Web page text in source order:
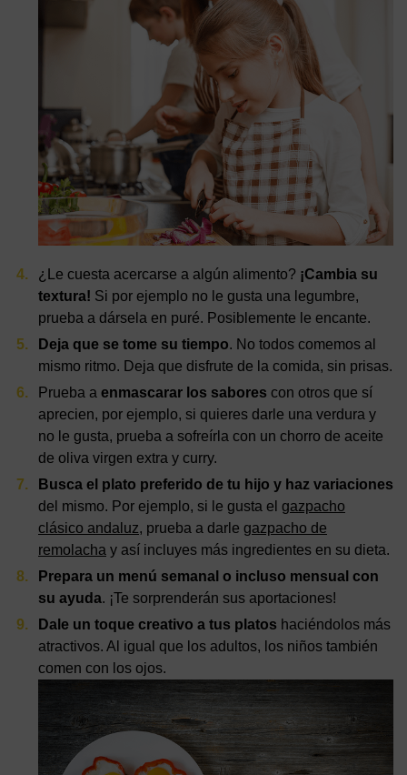
¿Le cuesta acercarse a algún alimento? ¡Cambia su
textura! Si por ejemplo no le gusta una legumbre,
prueba a dársela en puré. Posiblemente le encante.
Deja que se tome su tiempo. No todos comemos al
mismo ritmo. Deja que disfrute de la comida, sin prisas.
Prueba a enmascarar los sabores con otros que sí
aprecien, por ejemplo, si quieres darle una verdura y
no le gusta, prueba a sofreírla con un chorro de aceite
de oliva virgen extra y curry.
Busca el plato preferido de tu hijo y haz variaciones
del mismo. Por ejemplo, si le gusta el gazpacho
clásico andaluz, prueba a darle gazpacho de
remolacha y así incluyes más ingredientes en su dieta.
Prepara un menú semanal o incluso mensual con
su ayuda. ¡Te sorprenderán sus aportaciones!
Dale un toque creativo a tus platos haciéndolos más
atractivos. Al igual que los adultos, los niños también
comen con los ojos.